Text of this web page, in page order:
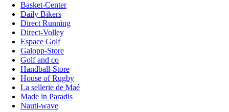
Basket-Center
Daily Bikers
Direct Running
Direct-Volley
Espace Golf
Galopp-Store
Golf and co
Handball-Store
House of Rugby
La sellerie de Maé
Made in Paradis
Nauti-wave